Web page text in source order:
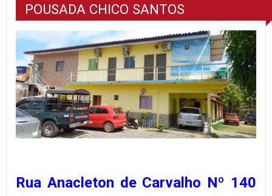
POUSADA CHICO SANTOS
Rua Anacleton de Carvalho Nº 140